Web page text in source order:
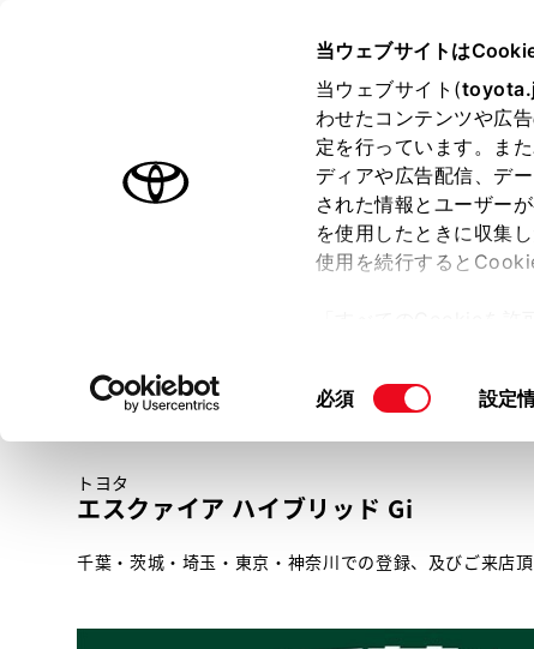
当ウェブサイトは
当ウェブサイト(
わせたコンテンツや広
定を行っています。ま
ディアや広告配信、デ
された情報とユーザー
を使用したときに収集
使用を続行すると
て」をご覧ください。
同
択
必須 設定
オーナーサポート トピックス
トヨタ認定中古車
トヨタ認定中古車の魅力 3つの買い方
トヨタ
エスクァイア ハイブリッド Gi
千葉・茨城・埼玉・東京・神奈川での登録、及びご来店